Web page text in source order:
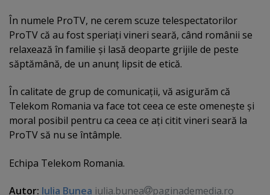
În numele ProTV, ne cerem scuze telespectatorilor
ProTV că au fost speriaţi vineri seară, când românii se
relaxează în familie şi lasă deoparte grijile de peste
săptămână, de un anunţ lipsit de etică.
În calitate de grup de comunicaţii, vă asigurăm că
Telekom Romania va face tot ceea ce este omeneşte şi
moral posibil pentru ca ceea ce aţi citit vineri seară la
ProTV să nu se întâmple.
Echipa Telekom Romania.
Autor: Iulia Bunea iulia.bunea paginademedia.ro